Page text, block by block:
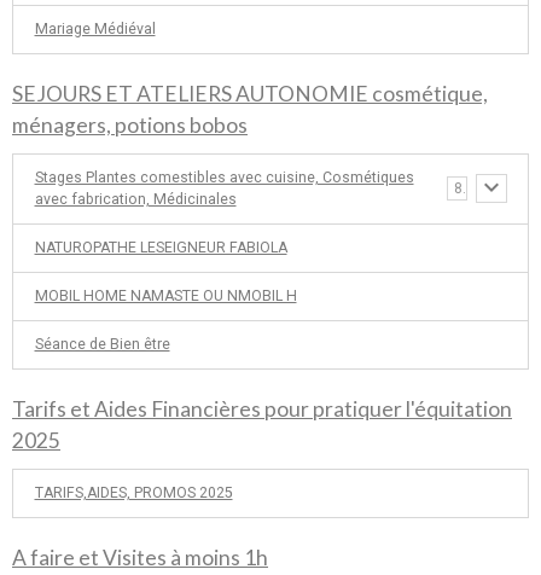
Mariage Médiéval
SEJOURS ET ATELIERS AUTONOMIE cosmétique,
ménagers, potions bobos
Stages Plantes comestibles avec cuisine, Cosmétiques
avec fabrication, Médicinales
8
NATUROPATHE LESEIGNEUR FABIOLA
MOBIL HOME NAMASTE OU NMOBIL H
Séance de Bien être
Tarifs et Aides Financières pour pratiquer l'équitation
2025
TARIFS,AIDES, PROMOS 2025
A faire et Visites à moins 1h